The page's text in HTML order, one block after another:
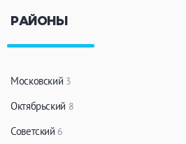
РАЙОНЫ
Московский 3
Октябрьский 8
Советский 6